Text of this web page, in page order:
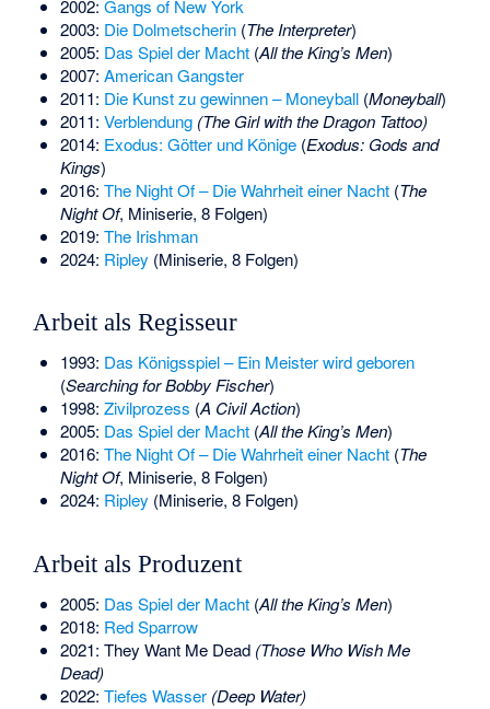
2002: Gangs of New York
2003: Die Dolmetscherin(The Interpreter)
2005: Das Spiel der Macht(All the King’s Men)
2007: American Gangster
2011: Die Kunst zu gewinnen – Moneyball(Moneyball)
2011: Verblendung (The Girl with the Dragon Tattoo)
2014: Exodus: Götter und Könige(Exodus: Gods and
Kings)
2016: The Night Of – Die Wahrheit einer Nacht(The
Night Of, Miniserie, 8 Folgen)
2019: The Irishman
2024: Ripley (Miniserie, 8 Folgen)
Arbeit als Regisseur
1993: Das Königsspiel – Ein Meister wird geboren
(Searching for Bobby Fischer)
1998: Zivilprozess (A Civil Action)
2005: Das Spiel der Macht(All the King’s Men)
2016: The Night Of – Die Wahrheit einer Nacht(The
Night Of, Miniserie, 8 Folgen)
2024: Ripley (Miniserie, 8 Folgen)
Arbeit als Produzent
2005: Das Spiel der Macht(All the King’s Men)
2018: Red Sparrow
2021: They Want Me Dead (Those Who Wish Me
Dead)
2022: Tiefes Wasser (Deep Water)